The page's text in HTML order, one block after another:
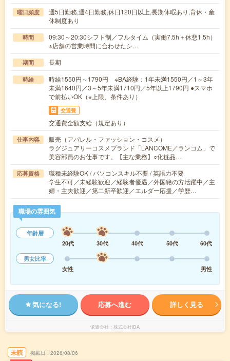
曜日頻度
週5日勤務,週4日勤務,休日120日以上,長期休暇あり,育休・産
休制度あり
時間
09:30～20:30シフト制／フルタイム（実働7.5h＋休憩1.5h）
※店舗の営業時間に合わせたシ…
期間 長期
時給
時給1550円～1790円 ※BA経験：1年未満1550円／1～3年
未満1640円／3～5年未満1710円／5年以上1790円 ●スマホ
で前払いOK（※上限、条件あり）
交通費
交通費全額支給（規定あり）
仕事内容
販売（アパレル・ファッション・コスメ）
ラグジュアリーコスメブランド「LANCOME／ランコム」で
美容部員のお仕事です。【主な業務】○化粧品…
応募資格
職種未経験OK / パソコンスキル不要 / 英語力不要
学生不可／未経験歓迎／経験者優遇／外国籍の方活躍中／主
婦・主夫歓迎／第二新卒歓迎／エルダー応援／学歴…
職場の雰囲気
年齢層
20代
30代 40代 50代
60代
男女比率
女性
男性
気になる! 応募へ進む 詳しく見る
派遣会社 株式会社iDA
未読 掲載日 2026/08/06